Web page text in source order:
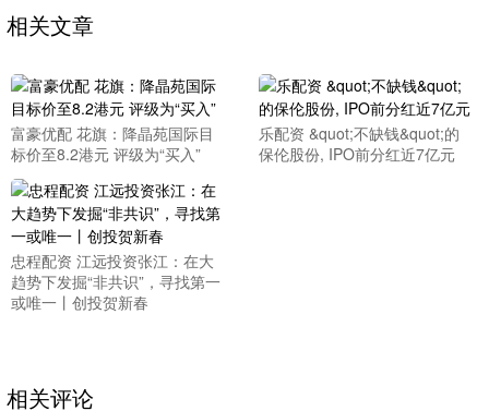
相关文章
富豪优配 花旗：降晶苑国际目
标价至8.2港元 评级为“买入”
乐配资 &quot;不缺钱&quot;的
保伦股份, IPO前分红近7亿元
忠程配资 江远投资张江：在大
趋势下发掘“非共识”，寻找第一
或唯一丨创投贺新春
相关评论